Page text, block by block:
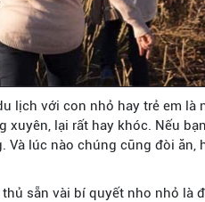
lịch với con nhỏ hay trẻ em
xuyên, lại rất hay khóc. Nếu
Và lúc nào chúng cũng đòi
sẵn vài bí quyết nho nhỏ là